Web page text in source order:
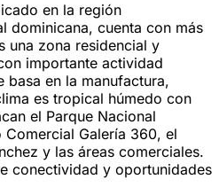
en la región
dominicana, cuenta con más
una zona residencial y
importante actividad
basa en la manufactura,
es tropical húmedo con
el Parque Nacional
Galería 360, el
y las áreas comerciales.
conectividad y oportunidades